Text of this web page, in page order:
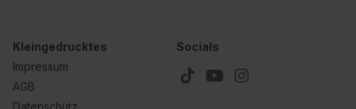
Kleingedrucktes
Impressum
AGB
Datenschutz
Socials